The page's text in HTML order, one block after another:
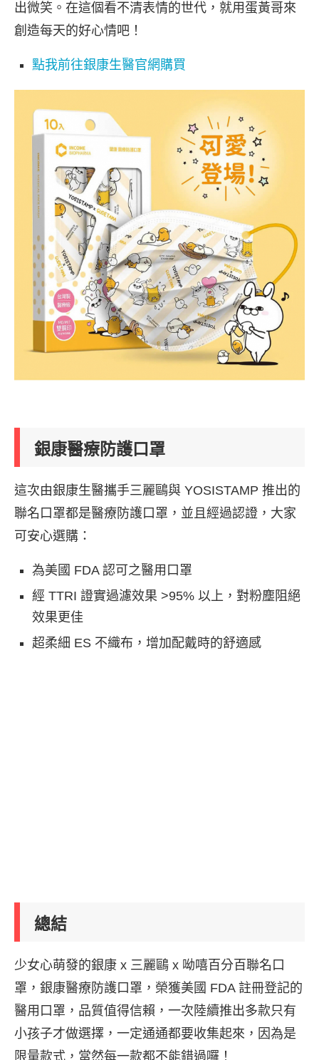
出微笑。在這個看不清表情的世代，就用蛋黃哥來
創造每天的好心情吧！
點我前往銀康生醫官網購買
銀康醫療防護口罩
這次由銀康生醫攜手三麗鷗與 YOSISTAMP 推出的
聯名口罩都是醫療防護口罩，並且經過認證，大家
可安心選購：
為美國 FDA 認可之醫用口罩
經 TTRI 證實過濾效果 >95% 以上，對粉塵阻絕
效果更佳
超柔細 ES 不織布，增加配戴時的舒適感
總結
少女心萌發的銀康 x 三麗鷗 x 呦嘻百分百聯名口
罩，銀康醫療防護口罩，榮獲美國 FDA 註冊登記的
醫用口罩，品質值得信賴，一次陸續推出多款只有
小孩子才做選擇，一定通通都要收集起來，因為是
限量款式，當然每一款都不能錯過囉！